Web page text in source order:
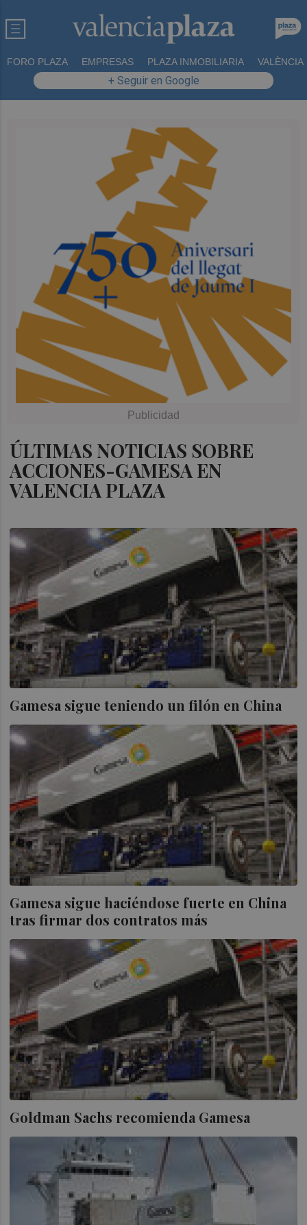
FORO PLAZA EMPRESAS PLAZA INMOBILIARIA VALÈNCIA
+ Seguir en Google
ÚLTIMAS NOTICIAS SOBRE
ACCIONES-GAMESA EN
VALENCIA PLAZA
Gamesa sigue teniendo un filón en China
Gamesa sigue haciéndose fuerte en China
tras firmar dos contratos más
Goldman Sachs recomienda Gamesa